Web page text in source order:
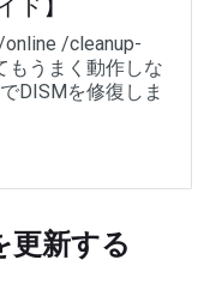
ド】
/cleanup-
もうまく動作しな
DISMを修復しま
更新する